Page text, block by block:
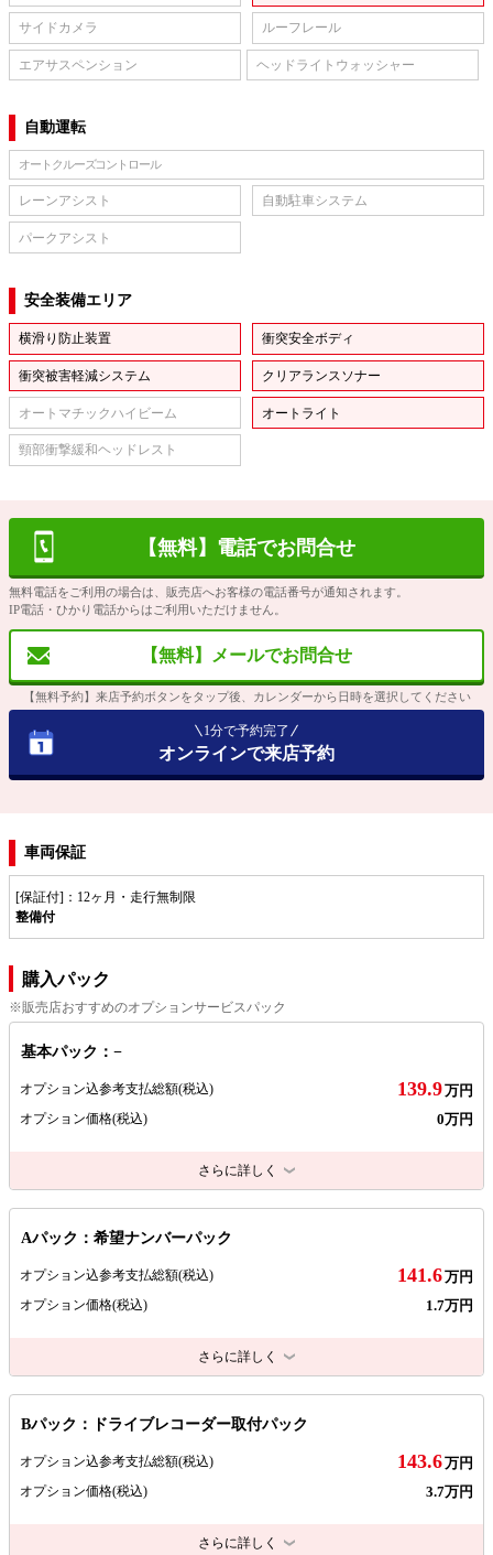
サイドカメラ ルーフレール
エアサスペンション ヘッドライトウォッシャー
自動運転
オートクルーズコントロール
レーンアシスト 自動駐車システム
パークアシスト
安全装備エリア
横滑り防止装置 衝突安全ボディ
衝突被害軽減システム クリアランスソナー
オートマチックハイビーム オートライト
頸部衝撃緩和ヘッドレスト
【無料】電話でお問合せ
無料電話をご利用の場合は、販売店へお客様の電話番号が通知されます。
IP電話・ひかり電話からはご利用いただけません。
【無料】メールでお問合せ
【無料予約】来店予約ボタンをタップ後、カレンダーから日時を選択してください
1分で予約完了
オンラインで来店予約
車両保証
[保証付]：12ヶ月・走行無制限
整備付
購入パック
※販売店おすすめのオプションサービスパック
基本パック：−
オプション込参考支払総額(税込) 139.9万円
オプション価格(税込) 0万円
さらに詳しく
Aパック：希望ナンバーパック
オプション込参考支払総額(税込) 141.6万円
オプション価格(税込) 1.7万円
さらに詳しく
Bパック：ドライブレコーダー取付パック
オプション込参考支払総額(税込) 143.6万円
オプション価格(税込) 3.7万円
さらに詳しく